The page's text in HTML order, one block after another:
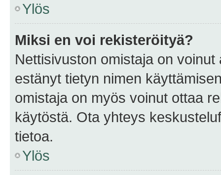
Ylös
Miksi en voi rekisteröityä?
Nettisivuston omistaja on
estänyt tietyn nimen
omistaja on myös voinut ottaa
käytöstä. Ota yhteys
tietoa.
Ylös